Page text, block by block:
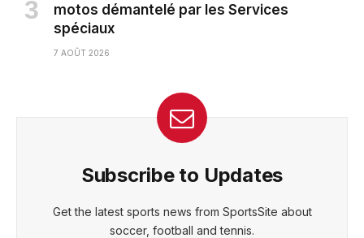
motos démantelé par les Services
spéciaux
7 AOÛT 2026
Subscribe to Updates
Get the latest sports news from SportsSite about
soccer, football and tennis.